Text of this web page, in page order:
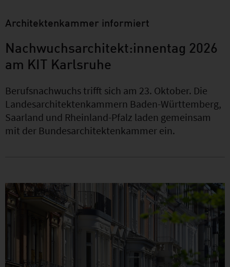
Architektenkammer informiert
Nachwuchsarchitekt:innentag 2026
am KIT Karlsruhe
Berufsnachwuchs trifft sich am 23. Oktober. Die
Landesarchitektenkammern Baden-Württemberg,
Saarland und Rheinland-Pfalz laden gemeinsam
mit der Bundesarchitektenkammer ein.